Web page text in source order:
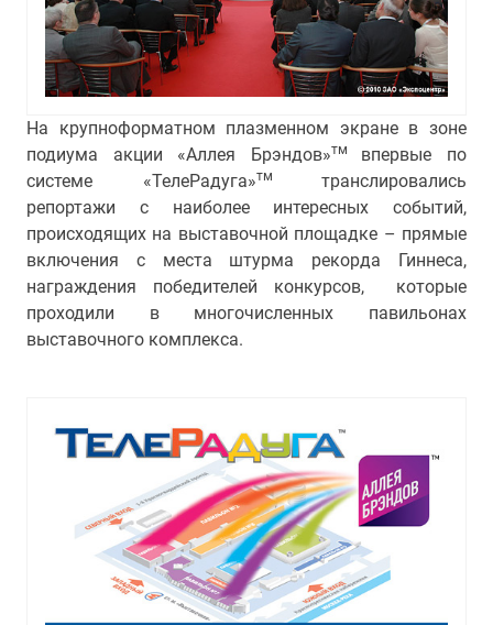
На крупноформатном плазменном экране в зоне
подиума акции «Аллея Брэндов»тм впервые по
системе «ТелеРадуга»тм транслировались
репортажи с наиболее интересных событий,
происходящих на выставочной площадке – прямые
включения с места штурма рекорда Гиннеса,
награждения победителей конкурсов, которые
проходили в многочисленных павильонах
выставочного комплекса.